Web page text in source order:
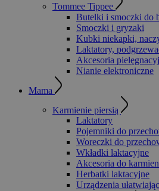
Tommee Tippee
Butelki i smoczki do
Smoczki i gryzaki
Kubki niekapki,
Laktatory,
Akcesoria
Nianie elektroniczne
Mama
Karmienie piersią
Laktatory
Pojemniki do
Woreczki do
Wkładki laktacyjne
Akcesoria do
Herbatki laktacyjne
Urządzenia